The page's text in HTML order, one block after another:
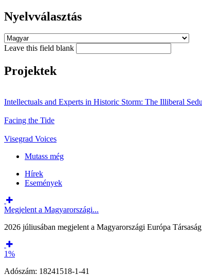
Nyelvválasztás
Leave this field blank
Projektek
Intellectuals and Experts in Historic Storm: The Illiberal
Facing the Tide
Visegrad Voices
Mutass még
Hírek
Események
Megjelent a Magyarországi...
2026 júliusában megjelent a Magyarországi Európa
1%
Adószám: 18241518-1-41